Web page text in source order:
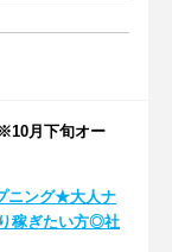
月下旬オー
ニング★大人ナ
稼ぎたい方◎社